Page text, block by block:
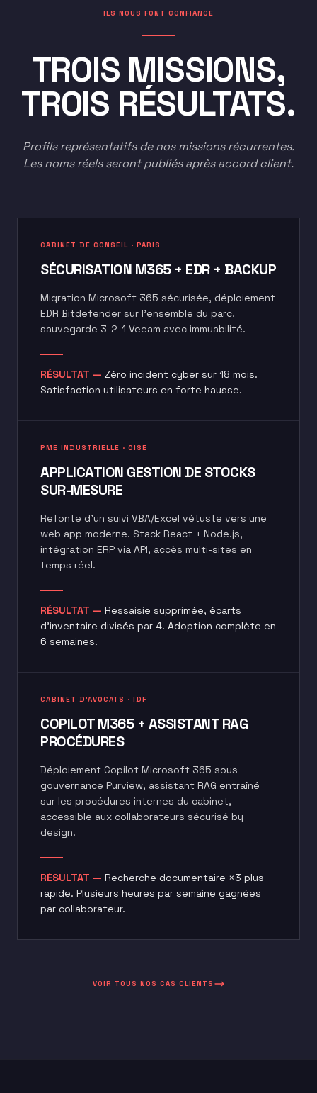
ILS NOUS FONT CONFIANCE
TROIS MISSIONS,
TROIS RÉSULTATS.
Profils représentatifs de nos missions récurrentes.
Les noms réels seront publiés après accord client.
CABINET DE CONSEIL · PARIS
SÉCURISATION M365 + EDR + BACKUP
Migration Microsoft 365 sécurisée, déploiement
EDR Bitdefender sur l'ensemble du parc,
sauvegarde 3-2-1 Veeam avec immuabilité.
RÉSULTAT — Zéro incident cyber sur 18 mois.
Satisfaction utilisateurs en forte hausse.
PME INDUSTRIELLE · OISE
APPLICATION GESTION DE STOCKS
SUR-MESURE
Refonte d'un suivi VBA/Excel vétuste vers une
web app moderne. Stack React + Node.js,
intégration ERP via API, accès multi-sites en
temps réel.
RÉSULTAT — Ressaisie supprimée, écarts
d'inventaire divisés par 4. Adoption complète en
6 semaines.
CABINET D'AVOCATS · IDF
COPILOT M365 + ASSISTANT RAG
PROCÉDURES
Déploiement Copilot Microsoft 365 sous
gouvernance Purview, assistant RAG entraîné
sur les procédures internes du cabinet,
accessible aux collaborateurs sécurisé by
design.
RÉSULTAT — Recherche documentaire ×3 plus
rapide. Plusieurs heures par semaine gagnées
par collaborateur.
VOIR TOUS NOS CAS CLIENTS